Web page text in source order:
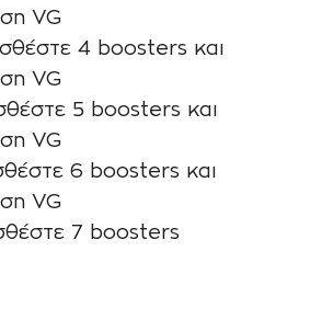
VG
4 boosters και
VG
5 boosters και
VG
6 boosters και
VG
7 boosters